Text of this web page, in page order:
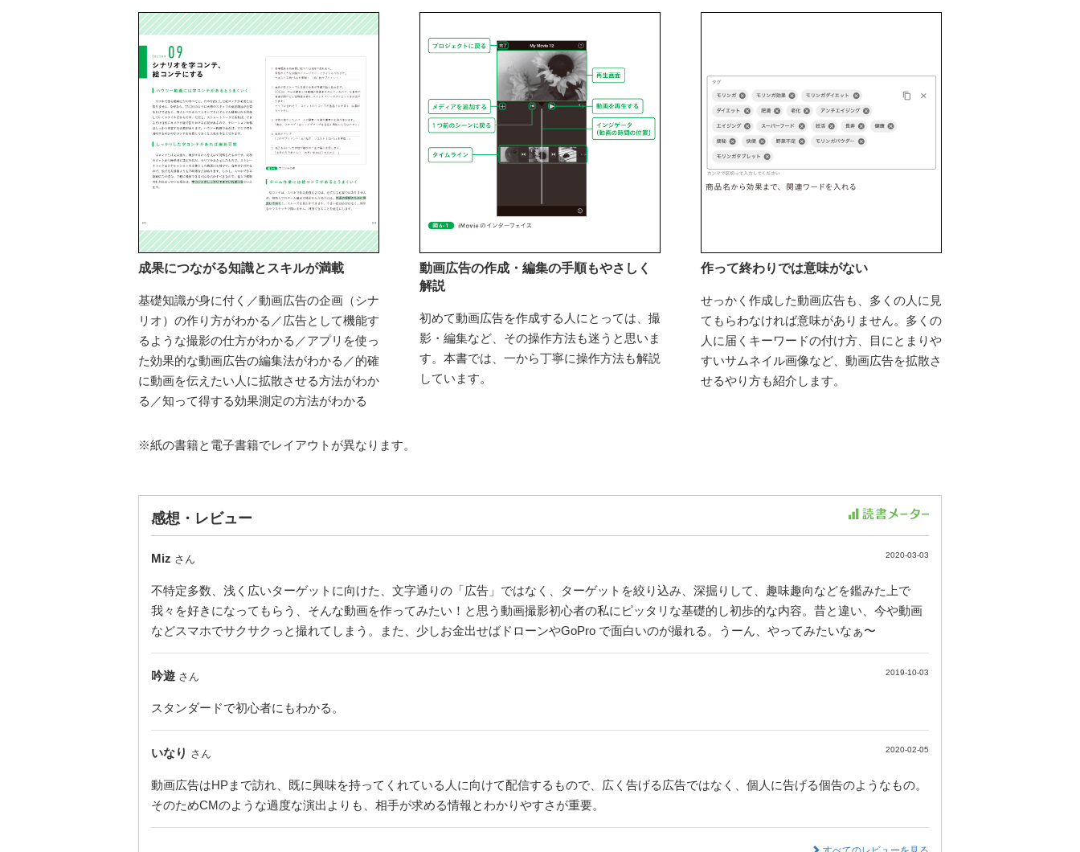
成果につながる知識とスキルが満載
基礎知識が身に付く／動画広告の企画（シナ
リオ）の作り方がわかる／広告として機能す
るような撮影の仕方がわかる／アプリを使っ
た効果的な動画広告の編集法がわかる／的確
に動画を伝えたい人に拡散させる方法がわか
る／知って得する効果測定の方法がわかる
動画広告の作成・編集の手順もやさしく
解説
初めて動画広告を作成する人にとっては、撮
影・編集など、その操作方法も迷うと思いま
す。本書では、一から丁寧に操作方法も解説
しています。
作って終わりでは意味がない
せっかく作成した動画広告も、多くの人に見
てもらわなければ意味がありません。多くの
人に届くキーワードの付け方、目にとまりや
すいサムネイル画像など、動画広告を拡散さ
せるやり方も紹介します。
※紙の書籍と電子書籍でレイアウトが異なります。
感想・レビュー
Miz さん 2020-03-03
不特定多数、浅く広いターゲットに向けた、文字通りの「広告」ではなく、ターゲットを絞り込み、深掘りして、趣味趣向などを鑑みた上で
我々を好きになってもらう、そんな動画を作ってみたい！と思う動画撮影初心者の私にピッタリな基礎的し初歩的な内容。昔と違い、今や動画
などスマホでサクサクっと撮れてしまう。また、少しお金出せばドローンやGoPro で面白いのが撮れる。うーん、やってみたいなぁ〜
吟遊 さん 2019-10-03
スタンダードで初心者にもわかる。
いなり さん 2020-02-05
動画広告はHPまで訪れ、既に興味を持ってくれている人に向けて配信するもので、広く告げる広告ではなく、個人に告げる個告のようなもの。
そのためCMのような過度な演出よりも、相手が求める情報とわかりやすさが重要。